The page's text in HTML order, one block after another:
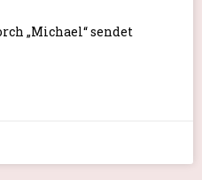
„Michael“ sendet